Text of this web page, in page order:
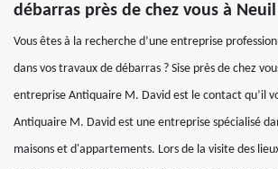
débarras près de chez vous à Neuil
Vous êtes à la recherche d’une entreprise
dans vos travaux de débarras ? Sise près de chez
entreprise Antiquaire M. David est le contact qu’il
Antiquaire M. David est une entreprise spécialisé
maisons et d'appartements. Lors de la visite des